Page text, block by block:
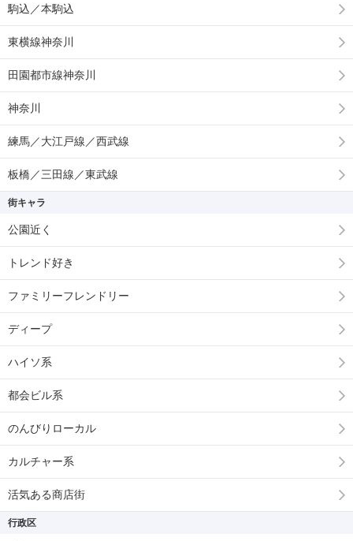
駒込／本駒込
東横線神奈川
田園都市線神奈川
神奈川
練馬／大江戸線／西武線
板橋／三田線／東武線
街キャラ
公園近く
トレンド好き
ファミリーフレンドリー
ディープ
ハイソ系
都会ビル系
のんびりローカル
カルチャー系
活気ある商店街
行政区